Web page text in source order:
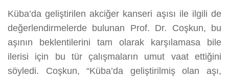
Küba’da geliştirilen akciğer kanseri aşısı ile ilgili de
değerlendirmelerde bulunan Prof. Dr. Coşkun, bu
aşının beklentilerini tam olarak karşılamasa bile
ilerisi için bu tür çalışmaların umut vaat ettiğini
söyledi. Coşkun, “Küba’da geliştirilmiş olan aşı,